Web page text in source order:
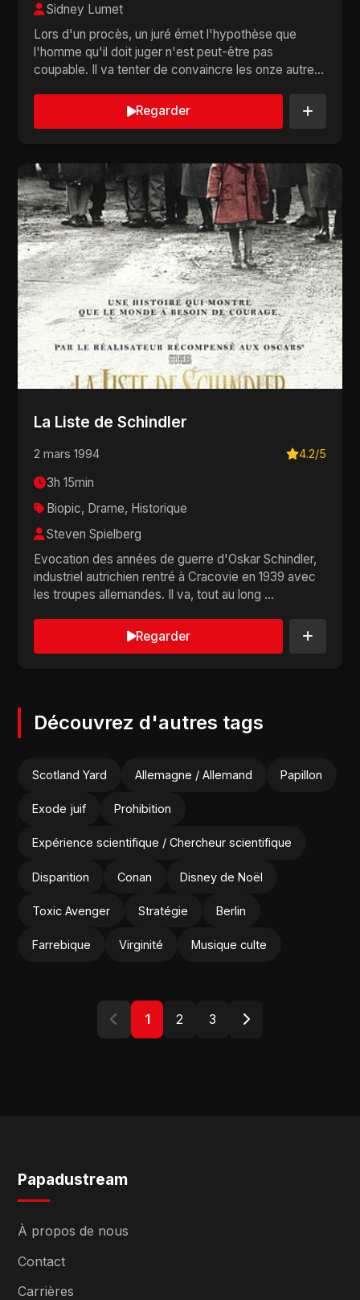
Sidney Lumet
Lors d'un procès, un juré émet l'hypothèse que
l'homme qu'il doit juger n'est peut-être pas
coupable. Il va tenter de convaincre les onze autres
Regarder
La Liste de Schindler
2 mars 1994 4.2/5
3h 15min
Biopic, Drame, Historique
Steven Spielberg
Evocation des années de guerre d'Oskar Schindler,
industriel autrichien rentré à Cracovie en 1939 avec
les troupes allemandes. Il va, tout au long ...
Regarder
Découvrez d'autres tags
Scotland Yard Allemagne / Allemand Papillon
Exode juif Prohibition
Expérience scientifique / Chercheur scientifique
Disparition Conan Disney de Noël
Toxic Avenger Stratégie Berlin
Farrebique Virginité Musique culte
1 2 3
Papadustream
À propos de nous
Contact
Carrières